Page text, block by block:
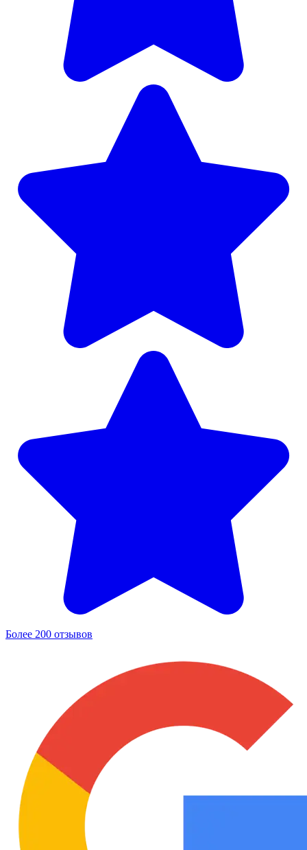
Более 200 отзывов